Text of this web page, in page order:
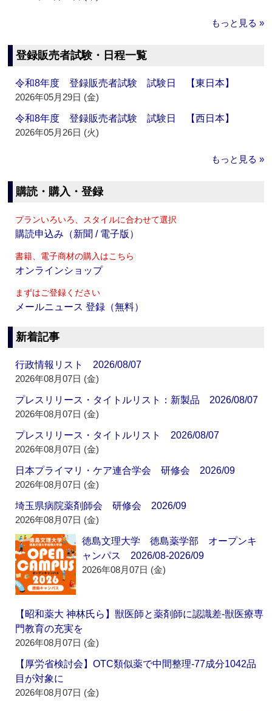
もっと見る »
登録販売者試験・日程一覧
令和8年度 登録販売者試験 試験日 【東日本】
2026年05月29日 (金)
令和8年度 登録販売者試験 試験日 【西日本】
2026年05月26日 (火)
もっと見る »
購読・購入・登録
プランいろいろ、スタイルに合わせて選択
購読申込み（新聞 / 電子版）
書籍、電子商材の購入はこちら
オンラインショップ
まずはご登録ください
メールニュース 登録（無料）
新着記事
行政情報リスト 2026/08/07
2026年08月07日 (金)
プレスリリース・タイトルリスト：新製品 2026/08/07
2026年08月07日 (金)
プレスリリース・タイトルリスト 2026/08/07
2026年08月07日 (金)
日本プライマリ・ケア連合学会 研修会 2026/09
2026年08月07日 (金)
埼玉県病院薬剤師会 研修会 2026/09
2026年08月07日 (金)
徳島文理大学 徳島薬学部 オープンキ
ャンパス 2026/08-2026/09
2026年08月07日 (金)
【昭和薬大 神林氏ら】獣医師と薬剤師に認識差‐獣医療専
門教育の充実を
2026年08月07日 (金)
【厚労省検討会】OTC類似薬で中間整理‐77成分1042品
目が対象に
2026年08月07日 (金)